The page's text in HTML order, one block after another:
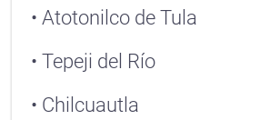
• Atotonilco de Tula
• Tepeji del Río
• Chilcuautla